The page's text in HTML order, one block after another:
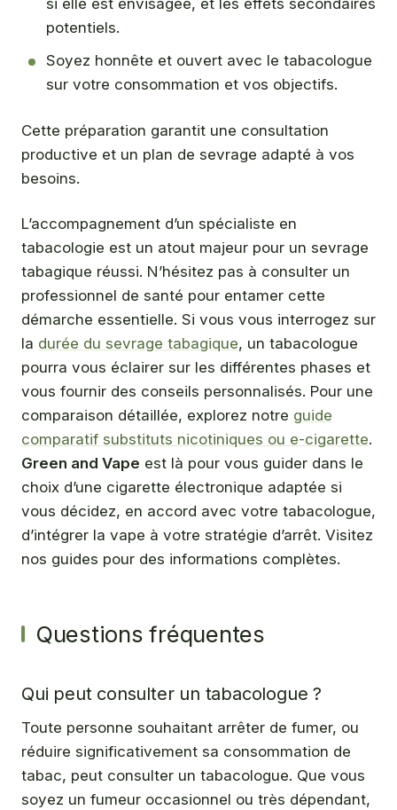
si elle est envisagée, et les effets secondaires
potentiels.
Soyez honnête et ouvert avec le tabacologue
sur votre consommation et vos objectifs.
Cette préparation garantit une consultation
productive et un plan de sevrage adapté à vos
besoins.
L’accompagnement d’un spécialiste en
tabacologie est un atout majeur pour un sevrage
tabagique réussi. N’hésitez pas à consulter un
professionnel de santé pour entamer cette
démarche essentielle. Si vous vous interrogez sur
la durée du sevrage tabagique, un tabacologue
pourra vous éclairer sur les différentes phases et
vous fournir des conseils personnalisés. Pour une
comparaison détaillée, explorez notre guide
comparatif substituts nicotiniques ou e-cigarette.
Green and Vape est là pour vous guider dans le
choix d’une cigarette électronique adaptée si
vous décidez, en accord avec votre tabacologue,
d’intégrer la vape à votre stratégie d’arrêt. Visitez
nos guides pour des informations complètes.
Questions fréquentes
Qui peut consulter un tabacologue ?
Toute personne souhaitant arrêter de fumer, ou
réduire significativement sa consommation de
tabac, peut consulter un tabacologue. Que vous
soyez un fumeur occasionnel ou très dépendant,